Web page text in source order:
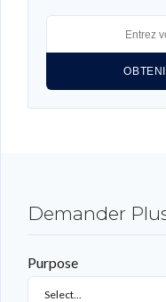
Demander
Purpose
Select...